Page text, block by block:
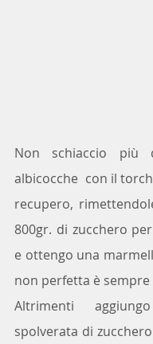
Non schiaccio
albicocche  con il
recupero,
800gr. di zucchero
e ottengo una
non perfetta è sempre
Altrimenti
spolverata di